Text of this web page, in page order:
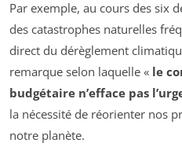
Par exemple, au cours des six
des catastrophes naturelles
direct du dérèglement
remarque selon laquelle « le
budgétaire n’efface pas
la nécessité de réorienter nos
notre planète.